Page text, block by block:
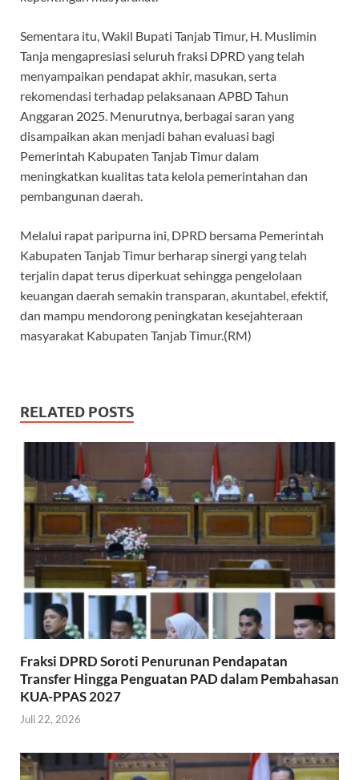
Sementara itu, Wakil Bupati Tanjab Timur, H. Muslimin
Tanja mengapresiasi seluruh fraksi DPRD yang telah
menyampaikan pendapat akhir, masukan, serta
rekomendasi terhadap pelaksanaan APBD Tahun
Anggaran 2025. Menurutnya, berbagai saran yang
disampaikan akan menjadi bahan evaluasi bagi
Pemerintah Kabupaten Tanjab Timur dalam
meningkatkan kualitas tata kelola pemerintahan dan
pembangunan daerah.
Melalui rapat paripurna ini, DPRD bersama Pemerintah
Kabupaten Tanjab Timur berharap sinergi yang telah
terjalin dapat terus diperkuat sehingga pengelolaan
keuangan daerah semakin transparan, akuntabel, efektif,
dan mampu mendorong peningkatan kesejahteraan
masyarakat Kabupaten Tanjab Timur.(RM)
RELATED POSTS
Fraksi DPRD Soroti Penurunan Pendapatan
Transfer Hingga Penguatan PAD dalam Pembahasan
KUA-PPAS 2027
Juli 22, 2026